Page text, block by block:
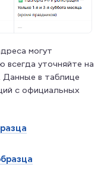
могут
всегда уточняйте на
в таблице
с официальных